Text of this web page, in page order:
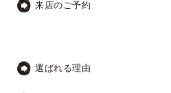
来店のご予約
選ばれる理由